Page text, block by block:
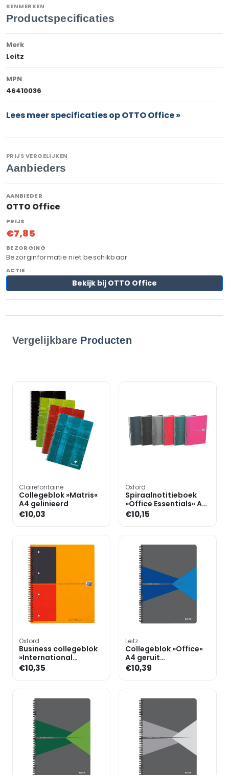
KENMERKEN
Productspecificaties
Merk
Leitz
MPN
46410036
Lees meer specificaties op OTTO Office »
PRIJS VERGELIJKEN
Aanbieders
OTTO Office
€7,85
Bezorginformatie niet beschikbaar
Bekijk bij OTTO Office
Vergelijkbare Producten
Clairefontaine
Collegeblok »Matris«
A4 gelinieerd
€10,03
Oxford
Spiraalnotitieboek
»Office Essentials« A5
geruit
€10,15
Oxford
Business collegeblok
»International
Activebook« A4+
gelinieerd
€10,35
Leitz
Collegeblok »Office«
A4 geruit
polypropyleen
€10,39